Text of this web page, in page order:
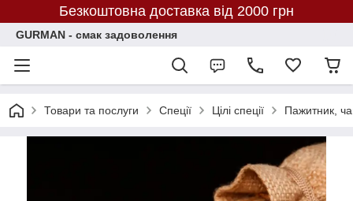
Безкоштовна доставка від 2000 грн
GURMAN - смак задоволення
Товари та послуги Спеції Цілі спеції Пажитник,